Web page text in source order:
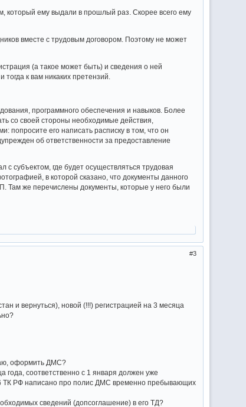
который ему выдали в прошлый раз. Скорее всего ему
вместе с трудовым договором. Поэтому не может
(а такое может быть) и сведения о ней
к вам никаких претензий.
программного обеспечения и навыков. Более
со своей стороны необходимые действия,
попросите его написать расписку в том, что он
об ответственности за предоставление
субъектом, где будет осуществляться трудовая
в которой сказано, что документы данного
Там же перечислены документы, которые у него были
3
и вернуться), новой (!!!) регистрацией на 3 месяца
оформить ДМС?
соответственно с 1 января должен уже
ТК РФ написано про полис ДМС временно пребывающих
сведений (допсоглашение) в его ТД?